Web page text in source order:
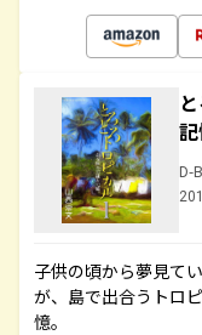
D-
子供の頃から夢見て
が、島で出合うトロ
憶。